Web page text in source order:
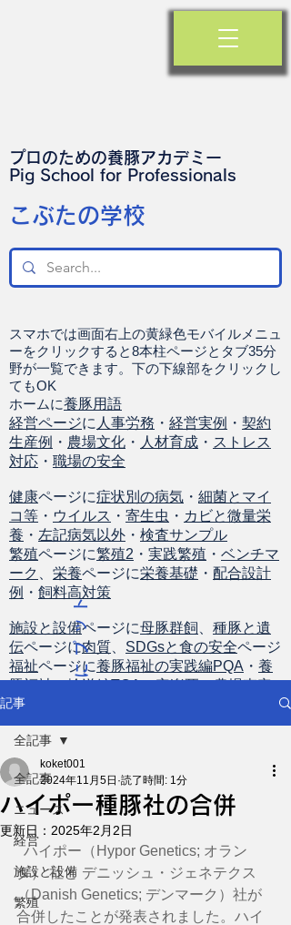
プロのための養豚アカデミー
​Pig School for Professionals
​こぶたの学校
スマホでは画面右上の黄緑色モバイルメニュ
ーをクリックすると8本柱ページとタブ35分
野が一覧できます。下の下線部をクリックし
てもOK
ホームに養豚用語
経営ページに 人事労務 ・ 経営実例 ・ 契約
生産例 ・ 農場文化 ・ 人材育成 ・ ストレス
対応 ・ 職場の安全
健康ページに症状別の病気 ・ 細菌とマイ
コ等 ・ ウイルス ・ 寄生虫 ・ カビと微量栄
養 ・ 左記病気以外 ・ 検査サンプル
繁殖ページに繁殖2 ・ 実践繁殖 ・ ベンチマ
ーク
栄養ページに栄養基礎 ・ 配合設計
例 ・ 飼料高対策
施設と設備ページに母豚群飼
種豚と遺
伝ページに肉質 SDGsと食の安全ページ
福祉ページに養豚福祉の実践編PQA ・ 養
豚福祉の輸送編TQA・安楽死・農場査定
ト
ッ
プ
に
記事
全記事
ニュース
経営
施設と設備
繁殖
全記事
ハイポー種豚社の合併
koket001
2024年11月5日 読了時間: 1分
更新日： 2025年2月2日
  ハイポー（Hypor Genetics; オラン
ダ） 社と デニッシュ・ジェネテクス
（Danish Genetics; デンマーク）社が
合併したことが発表されました。ハイ